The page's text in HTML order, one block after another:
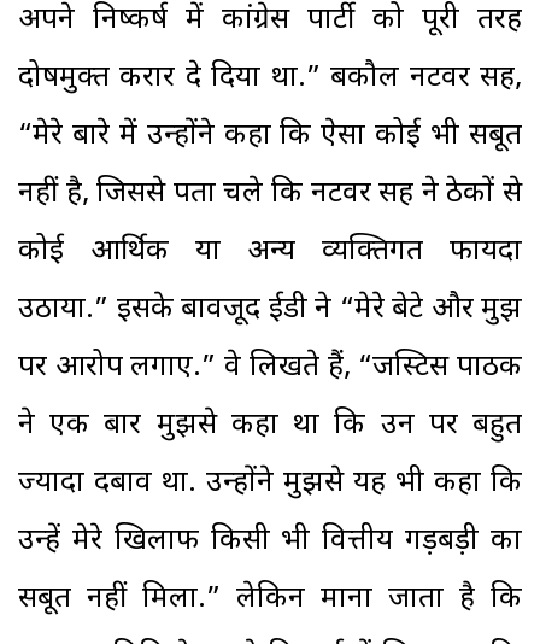
अपने निष्कर्ष में कांग्रेस पार्टी को पूरी तरह
दोषमुक्त करार दे दिया था.” बकौल नटवर सिंह,
“मेरे बारे में उन्होंने कहा कि ऐसा कोई भी सबूत
नहीं है, जिससे पता चले कि नटवर सिंह ने ठेकों से
कोई आर्थिक या अन्य व्यक्तिगत फायदा
उठाया.” इसके बावजूद ईडी ने “मेरे बेटे और मुझ
पर आरोप लगाए.” वे लिखते हैं, “जस्टिस पाठक
ने एक बार मुझसे कहा था कि उन पर बहुत
ज्यादा दबाव था. उन्होंने मुझसे यह भी कहा कि
उन्हें मेरे खिलाफ किसी भी वित्तीय गड़बड़ी का
सबूत नहीं मिला.” लेकिन माना जाता है कि